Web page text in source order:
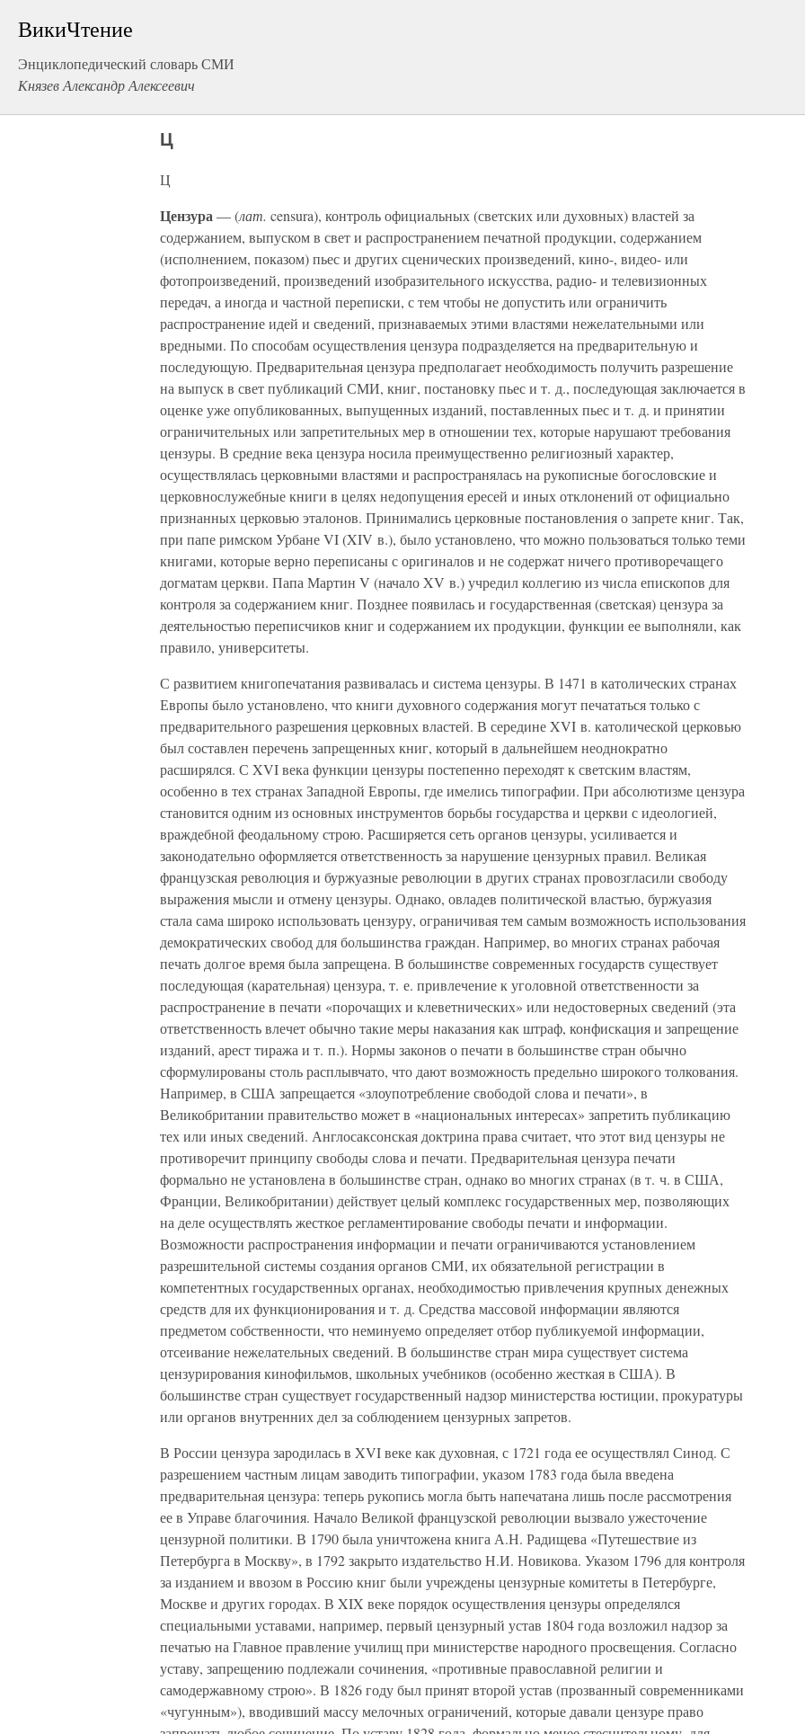
ВикиЧтение
Энциклопедический словарь СМИ
Князев Александр Алексеевич
Ц
Ц
Цензура— (лат. censura), контроль официальных (светских или духовных) властей за
содержанием, выпуском в свет и распространением печатной продукции, содержанием
(исполнением, показом) пьес и других сценических произведений, кино-, видео- или
фотопроизведений, произведений изобразительного искусства, радио- и телевизионных
передач, а иногда и частной переписки, с тем чтобы не допустить или ограничить
распространение идей и сведений, признаваемых этими властями нежелательными или
вредными. По способам осуществления цензура подразделяется на предварительную и
последующую. Предварительная цензура предполагает необходимость получить разрешение
на выпуск в свет публикаций СМИ, книг, постановку пьес и т. д., последующая заключается в
оценке уже опубликованных, выпущенных изданий, поставленных пьес и т. д. и принятии
ограничительных или запретительных мер в отношении тех, которые нарушают требования
цензуры. В средние века цензура носила преимущественно религиозный характер,
осуществлялась церковными властями и распространялась на рукописные богословские и
церковнослужебные книги в целях недопущения ересей и иных отклонений от официально
признанных церковью эталонов. Принимались церковные постановления о запрете книг. Так,
при папе римском Урбане VI (XIV в.), было установлено, что можно пользоваться только теми
книгами, которые верно переписаны с оригиналов и не содержат ничего противоречащего
догматам церкви. Папа Мартин V (начало XV в.) учредил коллегию из числа епископов для
контроля за содержанием книг. Позднее появилась и государственная (светская) цензура за
деятельностью переписчиков книг и содержанием их продукции, функции ее выполняли, как
правило, университеты.
С развитием книгопечатания развивалась и система цензуры. В 1471 в католических странах
Европы было установлено, что книги духовного содержания могут печататься только с
предварительного разрешения церковных властей. В середине XVI в. католической церковью
был составлен перечень запрещенных книг, который в дальнейшем неоднократно
расширялся. С XVI века функции цензуры постепенно переходят к светским властям,
особенно в тех странах Западной Европы, где имелись типографии. При абсолютизме цензура
становится одним из основных инструментов борьбы государства и церкви с идеологией,
враждебной феодальному строю. Расширяется сеть органов цензуры, усиливается и
законодательно оформляется ответственность за нарушение цензурных правил. Великая
французская революция и буржуазные революции в других странах провозгласили свободу
выражения мысли и отмену цензуры. Однако, овладев политической властью, буржуазия
стала сама широко использовать цензуру, ограничивая тем самым возможность использования
демократических свобод для большинства граждан. Например, во многих странах рабочая
печать долгое время была запрещена. В большинстве современных государств существует
последующая (карательная) цензура, т. е. привлечение к уголовной ответственности за
распространение в печати «порочащих и клеветнических» или недостоверных сведений (эта
ответственность влечет обычно такие меры наказания как штраф, конфискация и запрещение
изданий, арест тиража и т. п.). Нормы законов о печати в большинстве стран обычно
сформулированы столь расплывчато, что дают возможность предельно широкого толкования.
Например, в США запрещается «злоупотребление свободой слова и печати», в
Великобритании правительство может в «национальных интересах» запретить публикацию
тех или иных сведений. Англосаксонская доктрина права считает, что этот вид цензуры не
противоречит принципу свободы слова и печати. Предварительная цензура печати
формально не установлена в большинстве стран, однако во многих странах (в т. ч. в США,
Франции, Великобритании) действует целый комплекс государственных мер, позволяющих
на деле осуществлять жесткое регламентирование свободы печати и информации.
Возможности распространения информации и печати ограничиваются установлением
разрешительной системы создания органов СМИ, их обязательной регистрации в
компетентных государственных органах, необходимостью привлечения крупных денежных
средств для их функционирования и т. д. Средства массовой информации являются
предметом собственности, что неминуемо определяет отбор публикуемой информации,
отсеивание нежелательных сведений. В большинстве стран мира существует система
цензурирования кинофильмов, школьных учебников (особенно жесткая в США). В
большинстве стран существует государственный надзор министерства юстиции, прокуратуры
или органов внутренних дел за соблюдением цензурных запретов.
В России цензура зародилась в XVI веке как духовная, с 1721 года ее осуществлял Синод. С
разрешением частным лицам заводить типографии, указом 1783 года была введена
предварительная цензура: теперь рукопись могла быть напечатана лишь после рассмотрения
ее в Управе благочиния. Начало Великой французской революции вызвало ужесточение
цензурной политики. В 1790 была уничтожена книга А.Н. Радищева «Путешествие из
Петербурга в Москву», в 1792 закрыто издательство Н.И. Новикова. Указом 1796 для контроля
за изданием и ввозом в Россию книг были учреждены цензурные комитеты в Петербурге,
Москве и других городах. В XIX веке порядок осуществления цензуры определялся
специальными уставами, например, первый цензурный устав 1804 года возложил надзор за
печатью на Главное правление училищ при министерстве народного просвещения. Согласно
уставу, запрещению подлежали сочинения, «противные православной религии и
самодержавному строю». В 1826 году был принят второй устав (прозванный современниками
«чугунным»), вводивший массу мелочных ограничений, которые давали цензуре право